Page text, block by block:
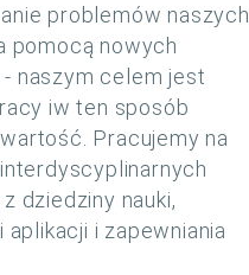
problemów naszych
pomocą nowych
- naszym celem jest
iw ten sposób
Pracujemy na
dziedziny nauki,
i zapewniania